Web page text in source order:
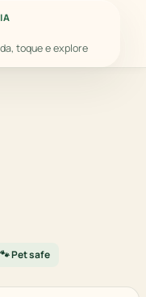
toque e explore
🐾 Pet safe